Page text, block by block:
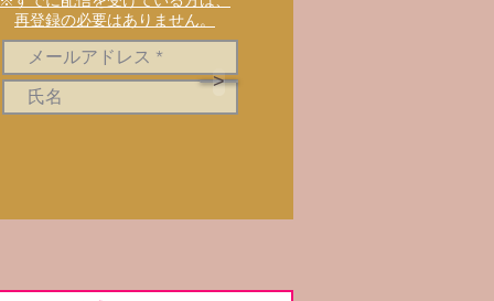
再登録の必要はありません。
>